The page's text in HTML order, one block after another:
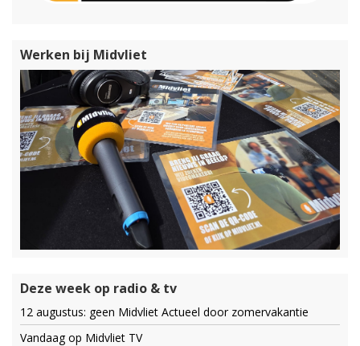
Werken bij Midvliet
Deze week op radio & tv
12 augustus: geen Midvliet Actueel door zomervakantie
Vandaag op Midvliet TV